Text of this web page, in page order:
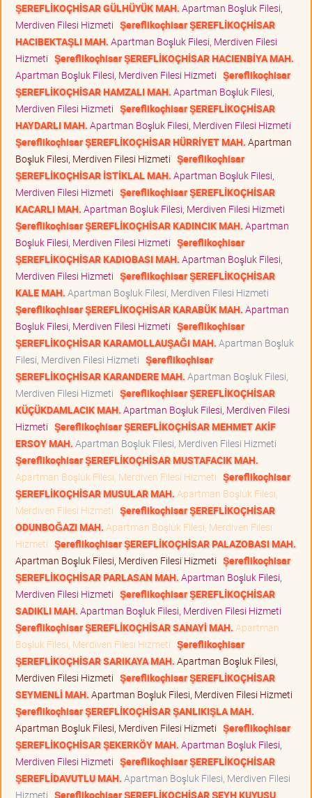
ŞEREFLİKOÇHİSAR GÜLHÜYÜK MAH. Apartman Boşluk Filesi,
Merdiven Filesi Hizmeti Şereflikoçhisar ŞEREFLİKOÇHİSAR
HACIBEKTAŞLI MAH. Apartman Boşluk Filesi, Merdiven Filesi
Hizmeti Şereflikoçhisar ŞEREFLİKOÇHİSAR HACIENBİYA MAH.
Apartman Boşluk Filesi, Merdiven Filesi Hizmeti Şereflikoçhisar
ŞEREFLİKOÇHİSAR HAMZALI MAH. Apartman Boşluk Filesi,
Merdiven Filesi Hizmeti Şereflikoçhisar ŞEREFLİKOÇHİSAR
HAYDARLI MAH. Apartman Boşluk Filesi, Merdiven Filesi Hizmeti
Şereflikoçhisar ŞEREFLİKOÇHİSAR HÜRRİYET MAH. Apartman
Boşluk Filesi, Merdiven Filesi Hizmeti Şereflikoçhisar
ŞEREFLİKOÇHİSAR İSTİKLAL MAH. Apartman Boşluk Filesi,
Merdiven Filesi Hizmeti Şereflikoçhisar ŞEREFLİKOÇHİSAR
KACARLI MAH. Apartman Boşluk Filesi, Merdiven Filesi Hizmeti
Şereflikoçhisar ŞEREFLİKOÇHİSAR KADINCIK MAH. Apartman
Boşluk Filesi, Merdiven Filesi Hizmeti Şereflikoçhisar
ŞEREFLİKOÇHİSAR KADIOBASI MAH. Apartman Boşluk Filesi,
Merdiven Filesi Hizmeti Şereflikoçhisar ŞEREFLİKOÇHİSAR
KALE MAH. Apartman Boşluk Filesi, Merdiven Filesi Hizmeti
Şereflikoçhisar ŞEREFLİKOÇHİSAR KARABÜK MAH. Apartman
Boşluk Filesi, Merdiven Filesi Hizmeti Şereflikoçhisar
ŞEREFLİKOÇHİSAR KARAMOLLAUŞAĞI MAH. Apartman Boşluk
Filesi, Merdiven Filesi Hizmeti Şereflikoçhisar
ŞEREFLİKOÇHİSAR KARANDERE MAH. Apartman Boşluk Filesi,
Merdiven Filesi Hizmeti Şereflikoçhisar ŞEREFLİKOÇHİSAR
KÜÇÜKDAMLACIK MAH. Apartman Boşluk Filesi, Merdiven Filesi
Hizmeti Şereflikoçhisar ŞEREFLİKOÇHİSAR MEHMET AKİF
ERSOY MAH. Apartman Boşluk Filesi, Merdiven Filesi Hizmeti
Şereflikoçhisar ŞEREFLİKOÇHİSAR MUSTAFACIK MAH.
Apartman Boşluk Filesi, Merdiven Filesi Hizmeti Şereflikoçhisar
ŞEREFLİKOÇHİSAR MUSULAR MAH. Apartman Boşluk Filesi,
Merdiven Filesi Hizmeti Şereflikoçhisar ŞEREFLİKOÇHİSAR
ODUNBOĞAZI MAH. Apartman Boşluk Filesi, Merdiven Filesi
Hizmeti Şereflikoçhisar ŞEREFLİKOÇHİSAR PALAZOBASI MAH.
Apartman Boşluk Filesi, Merdiven Filesi Hizmeti Şereflikoçhisar
ŞEREFLİKOÇHİSAR PARLASAN MAH. Apartman Boşluk Filesi,
Merdiven Filesi Hizmeti Şereflikoçhisar ŞEREFLİKOÇHİSAR
SADIKLI MAH. Apartman Boşluk Filesi, Merdiven Filesi Hizmeti
Şereflikoçhisar ŞEREFLİKOÇHİSAR SANAYİ MAH. Apartman
Boşluk Filesi, Merdiven Filesi Hizmeti Şereflikoçhisar
ŞEREFLİKOÇHİSAR SARIKAYA MAH. Apartman Boşluk Filesi,
Merdiven Filesi Hizmeti Şereflikoçhisar ŞEREFLİKOÇHİSAR
SEYMENLİ MAH. Apartman Boşluk Filesi, Merdiven Filesi Hizmeti
Şereflikoçhisar ŞEREFLİKOÇHİSAR ŞANLIKIŞLA MAH.
Apartman Boşluk Filesi, Merdiven Filesi Hizmeti Şereflikoçhisar
ŞEREFLİKOÇHİSAR ŞEKERKÖY MAH. Apartman Boşluk Filesi,
Merdiven Filesi Hizmeti Şereflikoçhisar ŞEREFLİKOÇHİSAR
ŞEREFLİDAVUTLU MAH. Apartman Boşluk Filesi, Merdiven Filesi
Hizmeti Şereflikoçhisar ŞEREFLİKOÇHİSAR ŞEYH KUYUSU